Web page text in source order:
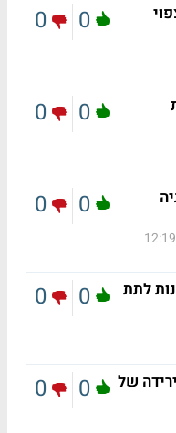
0
0
0
0
0
0
לתת
0
0
של
0
0